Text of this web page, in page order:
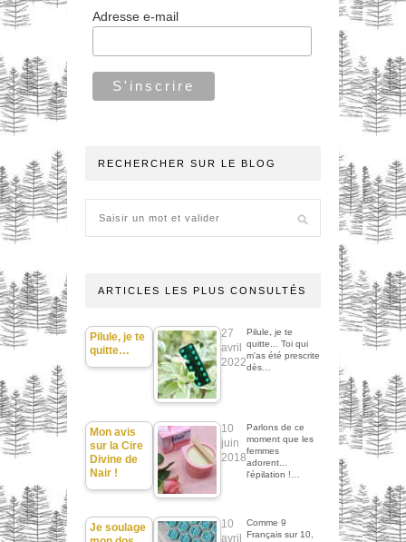
Adresse e-mail
RECHERCHER SUR LE BLOG
ARTICLES LES PLUS CONSULTÉS
Pilule, je te
quitte…
27
avril
2022
Pilule, je te
quitte... Toi qui
m'as été prescrite
dès…
Mon avis
sur la Cire
Divine de
Nair !
10
juin
2018
Parlons de ce
moment que les
femmes
adorent...
l'épilation !…
Je soulage
10
avril
Comme 9
Français sur 10,